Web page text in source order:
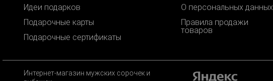
Идеи подарков
Подарочные карты
Подарочные сертификаты
О персональных данных
Правила продажи
товаров
Интернет-магазин мужских сорочек и